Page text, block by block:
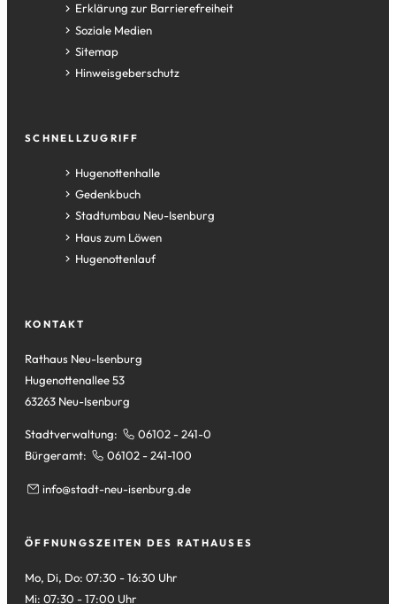
Erklärung zur Barrierefreiheit
Soziale Medien
Sitemap
Hinweisgeberschutz
SCHNELLZUGRIFF
Hugenottenhalle
(Öffnet
in
einem
neuen
Tab)
Gedenkbuch
(Öffnet
in
einem
neuen
Stadtumbau Neu-Isenburg
(Öffnet
in
einem
Haus zum Löwen
(Öffnet
in
Tab)
Hugenottenlauf
(Öffnet
neuen
KONTAKT
Rathaus Neu-Isenburg
Hugenottenallee 53
63263 Neu-Isenburg
Stadtverwaltung:
06102 - 241-0
Bürgeramt:
06102 - 241-100
info stadt-neu-isenburg de
ÖFFNUNGSZEITEN DES RATHAUSES
Mo, Di, Do: 07:30 - 16:30 Uhr
Mi: 07:30 - 17:00 Uhr